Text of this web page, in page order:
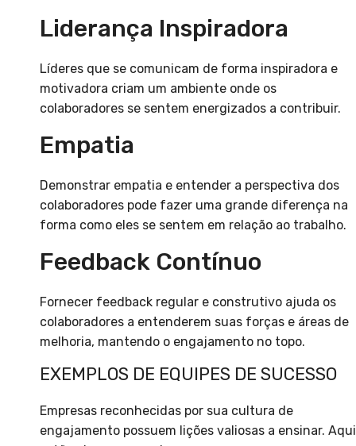
Liderança Inspiradora
Líderes que se comunicam de forma inspiradora e
motivadora criam um ambiente onde os
colaboradores se sentem energizados a contribuir.
Empatia
Demonstrar empatia e entender a perspectiva dos
colaboradores pode fazer uma grande diferença na
forma como eles se sentem em relação ao trabalho.
Feedback Contínuo
Fornecer feedback regular e construtivo ajuda os
colaboradores a entenderem suas forças e áreas de
melhoria, mantendo o engajamento no topo.
EXEMPLOS DE EQUIPES DE SUCESSO
Empresas reconhecidas por sua cultura de
engajamento possuem lições valiosas a ensinar. Aqui